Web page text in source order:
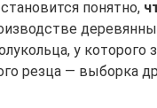
понятно,
у которого
резца — выборка